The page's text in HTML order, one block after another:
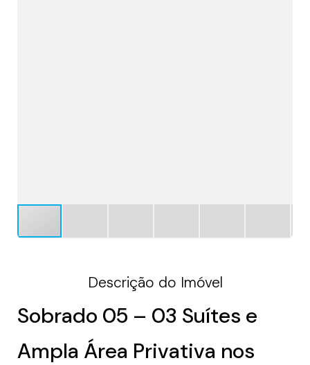
Descrição do Imóvel
Sobrado 05 – 03 Suítes e
Ampla Área Privativa nos